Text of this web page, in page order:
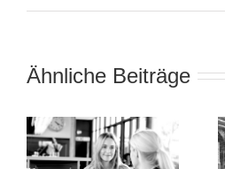
Ähnliche Beiträge